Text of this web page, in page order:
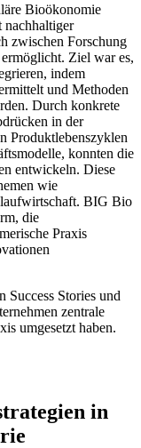
Bioökonomie
nachhaltiger
zwischen Forschung
Ziel war es,
indem
und Methoden
Durch konkrete
in der
Produktlebenszyklen
konnten die
entwickeln. Diese
wie
BIG Bio
die
Praxis
Success Stories und
zentrale
umgesetzt haben.
in